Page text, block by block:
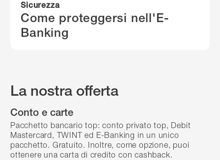
Sicurezza
Come proteggersi nell'E-
Banking
La nostra offerta
Conto e carte
Pacchetto bancario top: conto privato top, Debit
Mastercard, TWINT ed E-Banking in un unico
pacchetto. Gratuito. Inoltre, come opzione, puoi
ottenere una carta di credito con cashback.